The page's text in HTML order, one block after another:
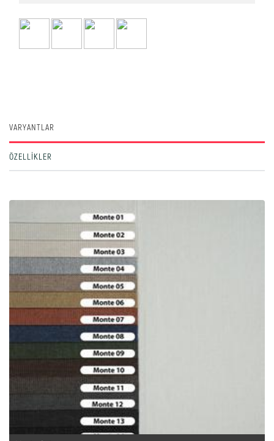
VARYANTLAR
ÖZELLIKLER